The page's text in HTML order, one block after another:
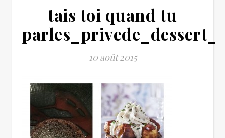
tais toi quand tu
10 août 2015